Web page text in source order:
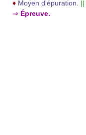
♦ Moyen d'épuration. ||
⇒ Épreuve.